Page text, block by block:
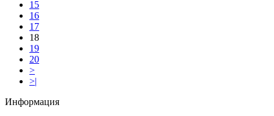
15
16
17
18
19
20
>
>|
Информация